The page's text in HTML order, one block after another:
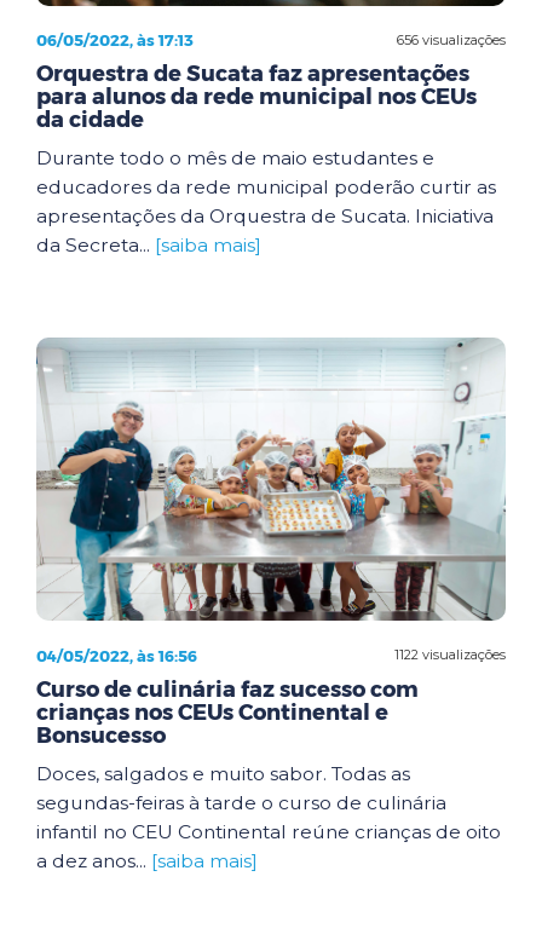
656 visualizações
06/05/2022, às 17:13
Orquestra de Sucata faz apresentações
para alunos da rede municipal nos CEUs
da cidade
Durante todo o mês de maio estudantes e
educadores da rede municipal poderão curtir as
apresentações da Orquestra de Sucata. Iniciativa
da Secreta... [saiba mais]
1122 visualizações
04/05/2022, às 16:56
Curso de culinária faz sucesso com
crianças nos CEUs Continental e
Bonsucesso
Doces, salgados e muito sabor. Todas as
segundas-feiras à tarde o curso de culinária
infantil no CEU Continental reúne crianças de oito
a dez anos... [saiba mais]